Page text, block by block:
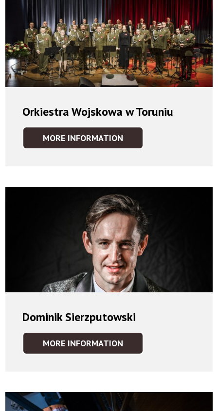
Orkiestra Wojskowa w Toruniu
MORE INFORMATION
ORKIESTRA
Dominik Sierzputowski
MORE INFORMATION
DOMINIK